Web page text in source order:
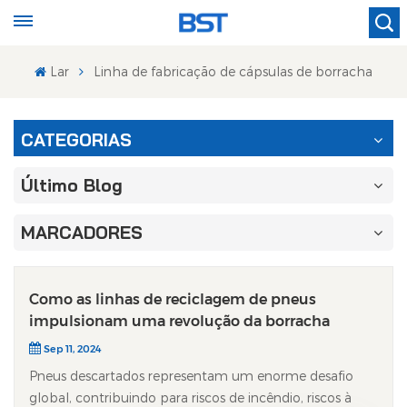
Lar Linha de fabricação de cápsulas de borracha
CATEGORIAS
Último Blog
MARCADORES
Como as linhas de reciclagem de pneus
impulsionam uma revolução da borracha
Sep 11, 2024
Pneus descartados representam um enorme desafio
global, contribuindo para riscos de incêndio, riscos à